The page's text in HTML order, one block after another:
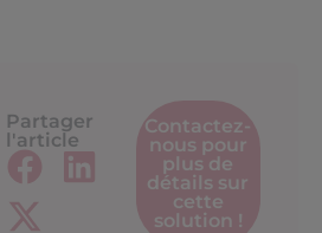
Partager
l'article
Contactez-
nous pour
plus de
détails sur
cette
solution !